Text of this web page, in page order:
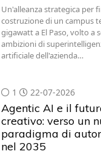
Un'alleanza strategica per
costruzione di un campus
gigawatt a El Paso, volto a
ambizioni di
artificiale dell'azienda…
1 22-07-2026
Agentic AI e il
creativo: verso un
paradigma di
nel 2035